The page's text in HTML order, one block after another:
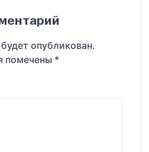
опубликован.
помечены *